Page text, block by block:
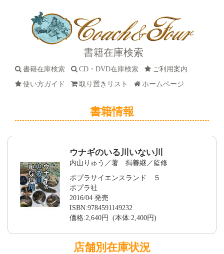
書籍在庫検索
書籍在庫検索 CD・DVD在庫検索
ご利用案内
使い方ガイド
取り置きリスト ホームページ
書籍情報
ウナギのいる川いない川
内山りゅう／著 揖善継／監修
ポプラサイエンスランド ５
ポプラ社
2016/04 発売
ISBN:9784591149232
価格:2,640円 (本体:2,400円)
店舗別在庫状況